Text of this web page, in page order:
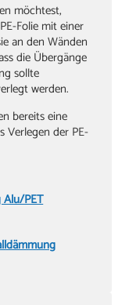
möchtest,
Folie mit einer
an den Wänden
die Übergänge
sollte
werden.
bereits eine
Verlegen der PE-
PET